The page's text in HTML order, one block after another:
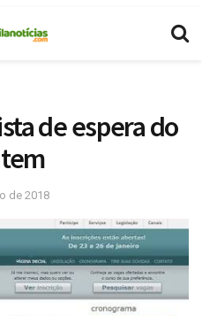
de espera do
de 2018